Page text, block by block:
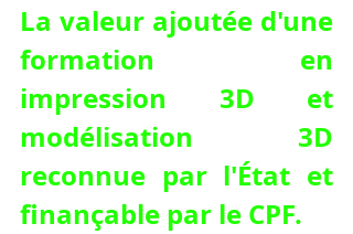
La valeur ajoutée d'une
formation en
impression 3D et
modélisation 3D
reconnue par l'État et
finançable par le CPF.